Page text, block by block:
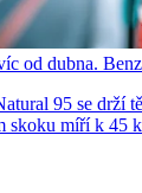
od dubna.
95 se drží
skoku míří k 45